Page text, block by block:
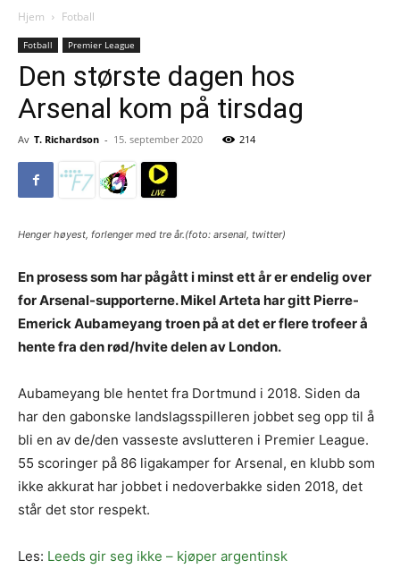
Hjem Fotball
Fotball Premier League
Den største dagen hos
Arsenal kom på tirsdag
Av T. Richardson - 15. september 2020 214
Henger høyest, forlenger med tre år.(foto: arsenal, twitter)
En prosess som har pågått i minst ett år er endelig over
for Arsenal-supporterne. Mikel Arteta har gitt Pierre-
Emerick Aubameyang troen på at det er flere trofeer å
hente fra den rød/hvite delen av London.
Aubameyang ble hentet fra Dortmund i 2018. Siden da
har den gabonske landslagsspilleren jobbet seg opp til å
bli en av de/den vasseste avslutteren i Premier League.
55 scoringer på 86 ligakamper for Arsenal, en klubb som
ikke akkurat har jobbet i nedoverbakke siden 2018, det
står det stor respekt.
Les: Leeds gir seg ikke – kjøper argentinsk